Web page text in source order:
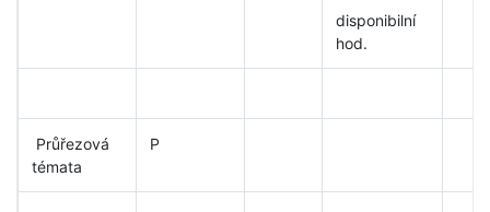
disponibilní
hod.
Průřezová
témata
P